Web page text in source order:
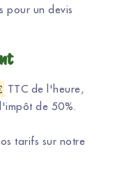
pour un devis
TTC de l'heure,
de 50%.
tarifs sur notre